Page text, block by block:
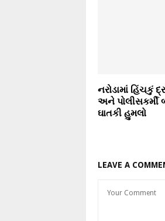
નરોડામાં હિંચકું
અને પોલીસકર્મી
ઘાતકી હુમલો
LEAVE A